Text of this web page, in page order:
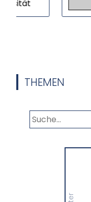
THEMEN